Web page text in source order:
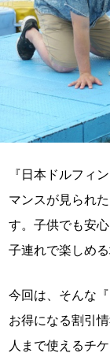
『日本ドルフィ
マンスが見られ
す。子供でも安
子連れで楽しめ
今回は、そんな
お得になる割引
人まで使えるチ